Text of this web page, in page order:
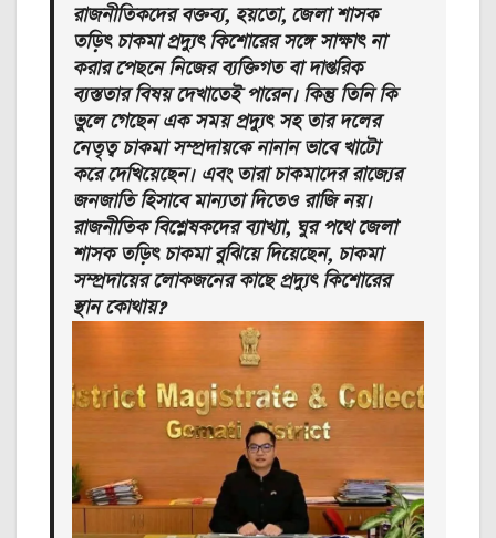
রাজনীতিকদের বক্তব্য, হয়তো, জেলা শাসক
তড়িৎ চাকমা প্রদ্যুৎ কিশোরের সঙ্গে সাক্ষাৎ না
করার পেছনে নিজের ব্যক্তিগত বা দাপ্তরিক
ব্যস্ততার বিষয় দেখাতেই পারেন। কিন্তু তিনি কি
ভুলে গেছেন এক সময় প্রদ্যুৎ সহ তার দলের
নেতৃত্ব চাকমা সম্প্রদায়কে নানান ভাবে খাটো
করে দেখিয়েছেন। এবং তারা চাকমাদের রাজ্যের
জনজাতি হিসাবে মান্যতা দিতেও রাজি নয়।
রাজনীতিক বিশ্লেষকদের ব্যাখ্যা, ঘুর পথে জেলা
শাসক তড়িৎ চাকমা বুঝিয়ে দিয়েছেন, চাকমা
সম্প্রদায়ের লোকজনের কাছে প্রদ্যুৎ কিশোরের
স্থান কোথায়?